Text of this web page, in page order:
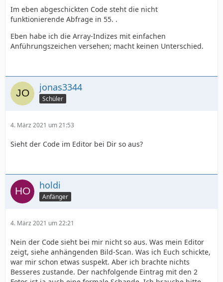
Im eben abgeschickten Code steht die nicht
funktionierende Abfrage in 55. .
Eben habe ich die Array-Indizes mit einfachen
Anführungszeichen versehen; macht keinen Unterschied.
jonas3344
Schüler
4. März 2021 um 21:53
Sieht der Code im Editor bei Dir so aus?
holdi
Anfänger
4. März 2021 um 22:21
Nein der Code sieht bei mir nicht so aus. Was mein Editor
zeigt, siehe anhängenden Bild-Scan. Was ich Euch schickte,
war mir schon etwas suspekt. Aber ich brachte nichts
Besseres zustande. Der nachfolgende Eintrag mit den 2